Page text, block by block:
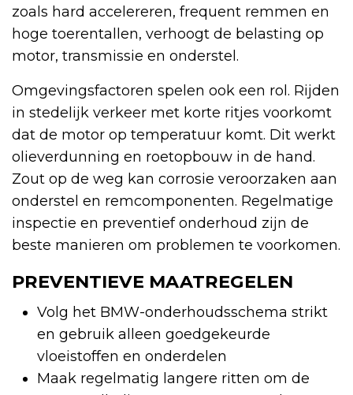
zoals hard accelereren, frequent remmen en
hoge toerentallen, verhoogt de belasting op
motor, transmissie en onderstel.
Omgevingsfactoren spelen ook een rol. Rijden
in stedelijk verkeer met korte ritjes voorkomt
dat de motor op temperatuur komt. Dit werkt
olieverdunning en roetopbouw in de hand.
Zout op de weg kan corrosie veroorzaken aan
onderstel en remcomponenten. Regelmatige
inspectie en preventief onderhoud zijn de
beste manieren om problemen te voorkomen.
PREVENTIEVE MAATREGELEN
Volg het BMW-onderhoudsschema strikt
en gebruik alleen goedgekeurde
vloeistoffen en onderdelen
Maak regelmatig langere ritten om de